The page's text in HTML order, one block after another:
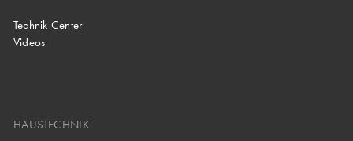
Technik Center
Videos
HAUSTECHNIK